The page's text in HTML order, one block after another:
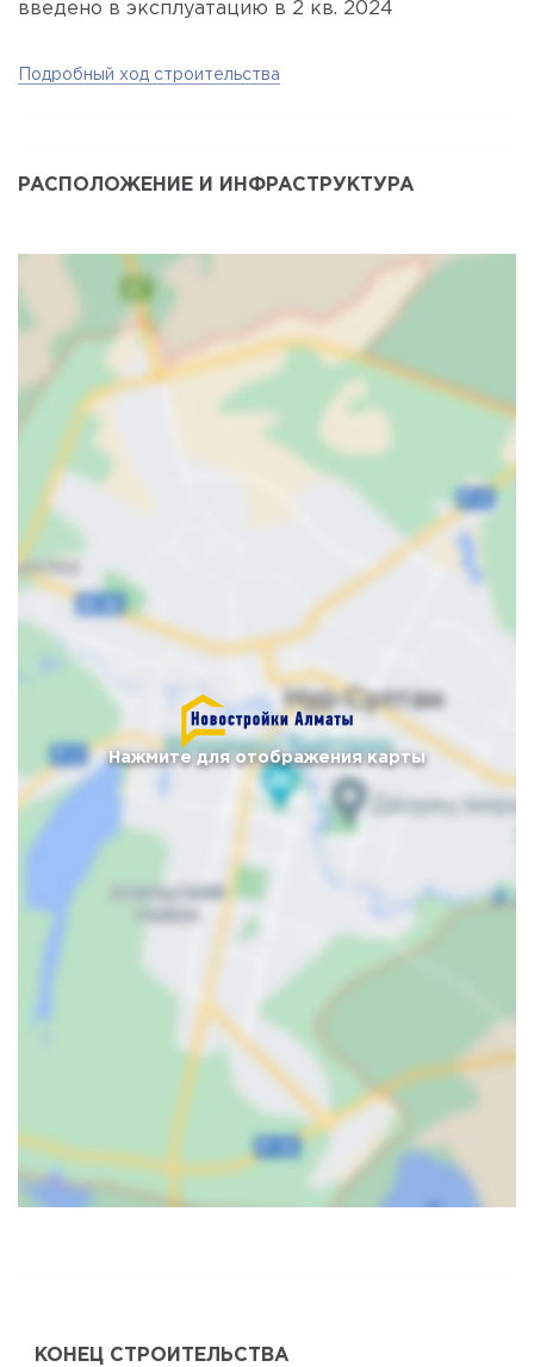
введено в эксплуатацию в 2 кв. 2024
Подробный ход строительства
РАСПОЛОЖЕНИЕ И ИНФРАСТРУКТУРА
Нажмите для отображения карты
КОНЕЦ СТРОИТЕЛЬСТВА